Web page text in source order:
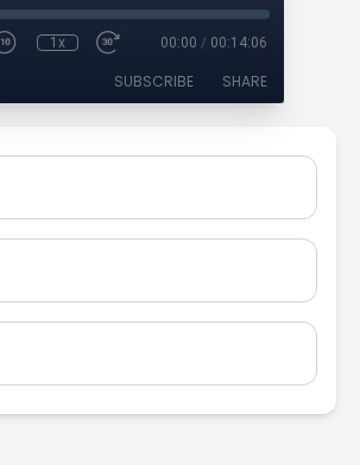
1x 00:00 / 00:14:06
SUBSCRIBE SHARE